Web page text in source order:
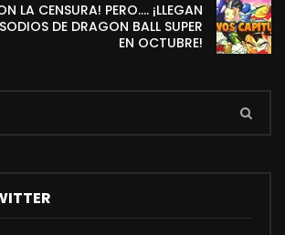
LA CENSURA! PERO…. ¡LLEGAN
DE DRAGON BALL SUPER
EN OCTUBRE!